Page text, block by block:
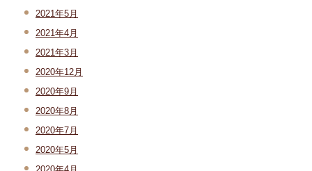
2021年5月
2021年4月
2021年3月
2020年12月
2020年9月
2020年8月
2020年7月
2020年5月